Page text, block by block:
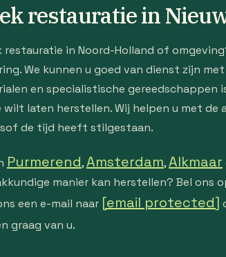
restauratie in
in Noord-Holland of
We kunnen u goed van dienst zijn
en specialistische
laten herstellen. Wij helpen u met
de tijd heeft stilgestaan.
Purmerend,Amsterdam,Alkmaar
manier kan herstellen? Bel
een e-mail naar [email protected]
graag van u.